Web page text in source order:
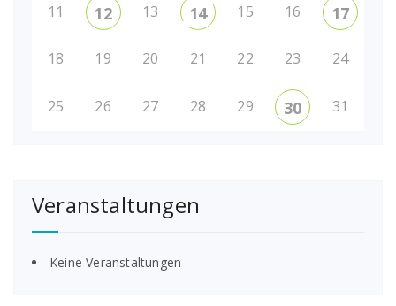
11 12 13 14 15 16 17
18 19 20 21 22 23 24
25 26 27 28 29 30 31
Veranstaltungen
Keine Veranstaltungen